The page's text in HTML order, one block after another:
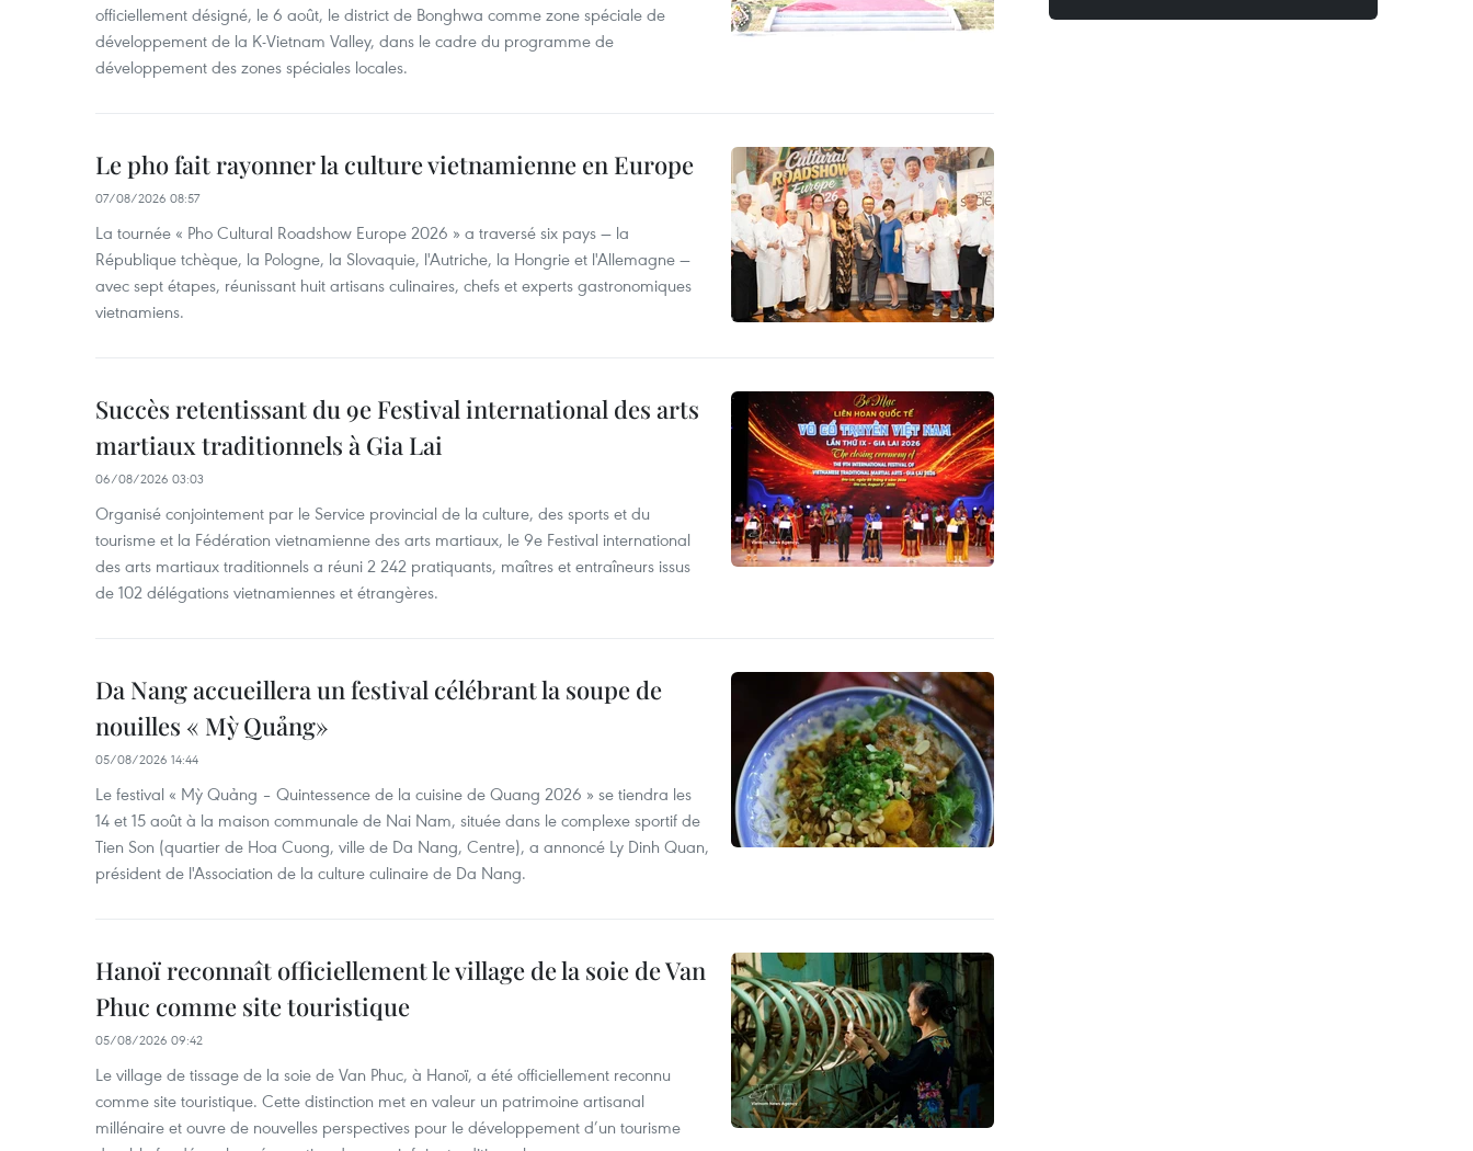
officiellement désigné, le 6 août, le district de Bonghwa comme zone spéciale de
développement de la K-Vietnam Valley, dans le cadre du programme de
développement des zones spéciales locales.
Le pho fait rayonner la culture vietnamienne en Europe
07/08/2026 08:57
La tournée « Pho Cultural Roadshow Europe 2026 » a traversé six pays — la
République tchèque, la Pologne, la Slovaquie, l'Autriche, la Hongrie et l'Allemagne —
avec sept étapes, réunissant huit artisans culinaires, chefs et experts gastronomiques
vietnamiens.
Succès retentissant du 9e Festival international des arts
martiaux traditionnels à Gia Lai
06/08/2026 03:03
Organisé conjointement par le Service provincial de la culture, des sports et du
tourisme et la Fédération vietnamienne des arts martiaux, le 9e Festival international
des arts martiaux traditionnels a réuni 2 242 pratiquants, maîtres et entraîneurs issus
de 102 délégations vietnamiennes et étrangères.
Da Nang accueillera un festival célébrant la soupe de
nouilles « Mỳ Quảng»
05/08/2026 14:44
Le festival « Mỳ Quảng – Quintessence de la cuisine de Quang 2026 » se tiendra les
14 et 15 août à la maison communale de Nai Nam, située dans le complexe sportif de
Tien Son (quartier de Hoa Cuong, ville de Da Nang, Centre), a annoncé Ly Dinh Quan,
président de l'Association de la culture culinaire de Da Nang.
Hanoï reconnaît officiellement le village de la soie de Van
Phuc comme site touristique
05/08/2026 09:42
Le village de tissage de la soie de Van Phuc, à Hanoï, a été officiellement reconnu
comme site touristique. Cette distinction met en valeur un patrimoine artisanal
millénaire et ouvre de nouvelles perspectives pour le développement d’un tourisme